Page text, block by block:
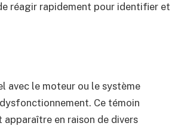
réagir rapidement pour identifier et
avec le moteur ou le système
Ce témoin
en raison de divers